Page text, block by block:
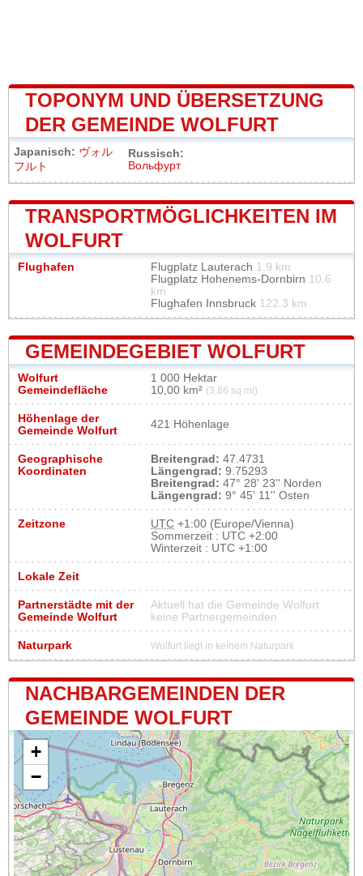
TOPONYM UND ÜBERSETZUNG
DER GEMEINDE WOLFURT
Japanisch: ヴォル
フルト
Russisch:
Вольфурт
TRANSPORTMÖGLICHKEITEN IM
WOLFURT
Flughafen Flugplatz Lauterach 1.9 km
Flugplatz Hohenems-Dornbirn 10.6
km
Flughafen Innsbruck 122.3 km
GEMEINDEGEBIET WOLFURT
Wolfurt
Gemeindefläche
1 000 Hektar
10,00 km² (3,86 sq mi)
Höhenlage der
Gemeinde Wolfurt
421 Höhenlage
Geographische
Koordinaten
Breitengrad: 47.4731
Längengrad: 9.75293
Breitengrad: 47° 28' 23'' Norden
Längengrad: 9° 45' 11'' Osten
Zeitzone UTC +1:00 (Europe/Vienna)
Sommerzeit : UTC +2:00
Winterzeit : UTC +1:00
Lokale Zeit
Partnerstädte mit der
Gemeinde Wolfurt
Aktuell hat die Gemeinde Wolfurt
keine Partnergemeinden
Naturpark Wolfurt liegt in keinem Naturpark
NACHBARGEMEINDEN DER
GEMEINDE WOLFURT
+
−